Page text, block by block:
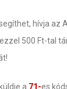
hívja az
500 Ft-tal
a 71-es